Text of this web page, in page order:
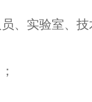
、实验室、技
；